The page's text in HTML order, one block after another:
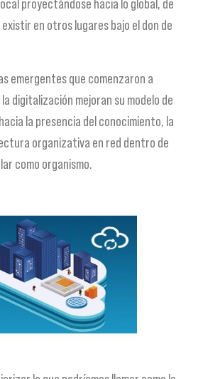
proyectándose hacia lo global, de
en otros lugares bajo el don de
emergentes que comenzaron a
digitalización mejoran su modelo de
la presencia del conocimiento, la
organizativa en red dentro de
como organismo.